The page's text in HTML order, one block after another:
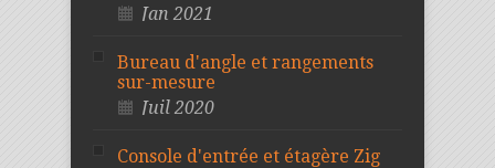
Jan 2021
Bureau d'angle et rangements
sur-mesure
Juil 2020
Console d'entrée et étagère Zig